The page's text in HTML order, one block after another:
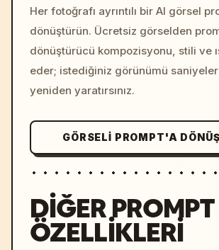
colors, 8k
Her fotoğrafı ayrıntılı bir AI görsel
dönüştürün. Ücretsiz görselden
dönüştürücü kompozisyonu, stili ve
eder; istediğiniz görünümü
yeniden yaratırsınız.
GÖRSELI PROMPT'A
DIĞER PROMPT
ÖZELLIKLERI